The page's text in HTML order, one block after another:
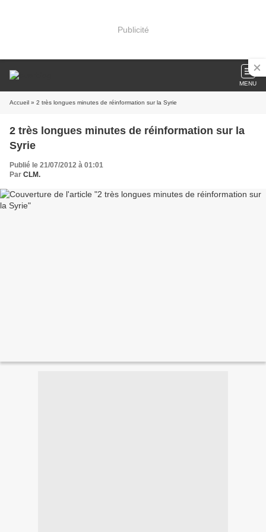
Publicité
MENU
Accueil » 2 très longues minutes de réinformation sur la Syrie
2 très longues minutes de réinformation sur la
Syrie
Publié le 21/07/2012 à 01:01
Par CLM.